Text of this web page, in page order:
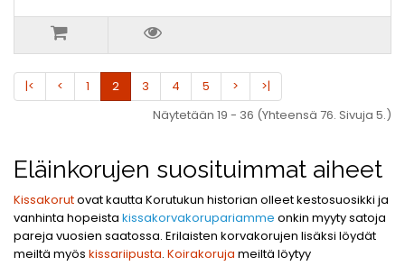
|< < 1 2 3 4 5 >
>|
Näytetään 19 - 36 (Yhteensä 76. Sivuja 5.)
Eläinkorujen suosituimmat aiheet
Kissakorutovat kautta Korutukun historian olleet kestosuosikki ja
vanhinta hopeista kissakorvakorupariamme onkin myyty satoja
pareja vuosien saatossa. Erilaisten korvakorujen lisäksi löydät
meiltä myös kissariipusta. Koirakoruja meiltä löytyy